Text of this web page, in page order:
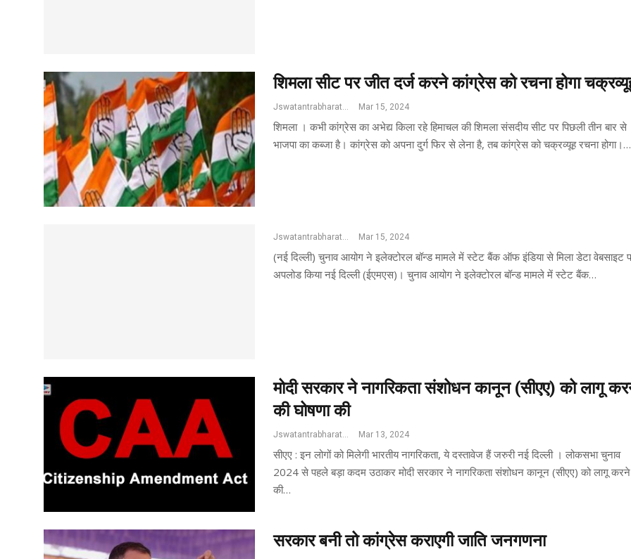
शिमला सीट पर जीत दर्ज करने कांग्रेस को रचना होगा
Jswatantrabharat@gmail.com Mar 15, 2024
शिमला । कभी कांग्रेस का अभेद्य किला रहे हिमाचल की शिमला संसदीय सीट पर पिछली तीन बार से
भाजपा का कब्जा है। कांग्रेस को अपना दुर्ग फिर से लेना है, तब कांग्रेस को चक्रव्यूह रचना होगा।…
Jswatantrabharat@gmail.com Mar 15, 2024
(नई दिल्ली) चुनाव आयोग ने इलेक्टोरल बॉन्ड मामले में स्टेट बैंक ऑफ इंडिया से मिला डेटा वेबसाइट
अपलोड किया नई दिल्ली (ईएमएस)। चुनाव आयोग ने इलेक्टोरल बॉन्ड मामले में स्टेट बैंक…
मोदी सरकार ने नागरिकता संशोधन कानून (सीएए) को लागू
की घोषणा की
Jswatantrabharat@gmail.com Mar 13, 2024
सीएए : इन लोगों को मिलेगी भारतीय नागरिकता, ये दस्तावेज हैं जरुरी नई दिल्ली । लोकसभा चुनाव
2024 से पहले बड़ा कदम उठाकर मोदी सरकार ने नागरिकता संशोधन कानून (सीएए) को लागू करने
की…
सरकार बनी तो कांग्रेस कराएगी जाति जनगणना